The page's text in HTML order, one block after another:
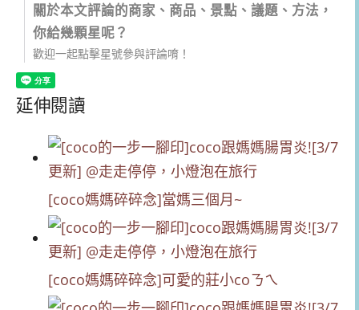
關於本文評論的商家、商品、景點、議題、方法，
你給幾顆星呢？
歡迎一起點擊星號參與評論唷！
延伸閱讀
[coco媽媽碎碎念]當媽三個月~
[coco媽媽碎碎念]可愛的莊小coㄋㄟ